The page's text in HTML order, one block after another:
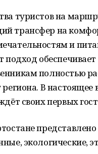
туристов на
трансфер на
и
подход
полностью
региона. В
своих первых
экологические,